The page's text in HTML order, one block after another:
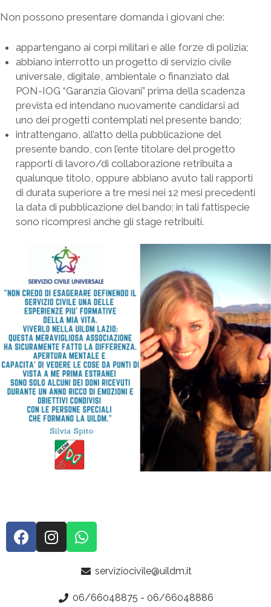
Non possono presentare domanda i giovani che:
appartengano ai corpi militari e alle forze di polizia;
abbiano interrotto un progetto di servizio civile
universale, digitale, ambientale o finanziato dal
PON-IOG “Garanzia Giovani” prima della scadenza
prevista ed intendano nuovamente candidarsi ad
uno dei progetti contemplati nel presente bando;
intrattengano, all’atto della pubblicazione del
presente bando, con l’ente titolare del progetto
rapporti di lavoro/di collaborazione retribuita a
qualunque titolo, oppure abbiano avuto tali rapporti
di durata superiore a tre mesi nei 12 mesi precedenti
la data di pubblicazione del bando; in tali fattispecie
sono ricompresi anche gli stage retribuiti.
serviziocivile@uildm.it
06/66048875 - 06/66048886